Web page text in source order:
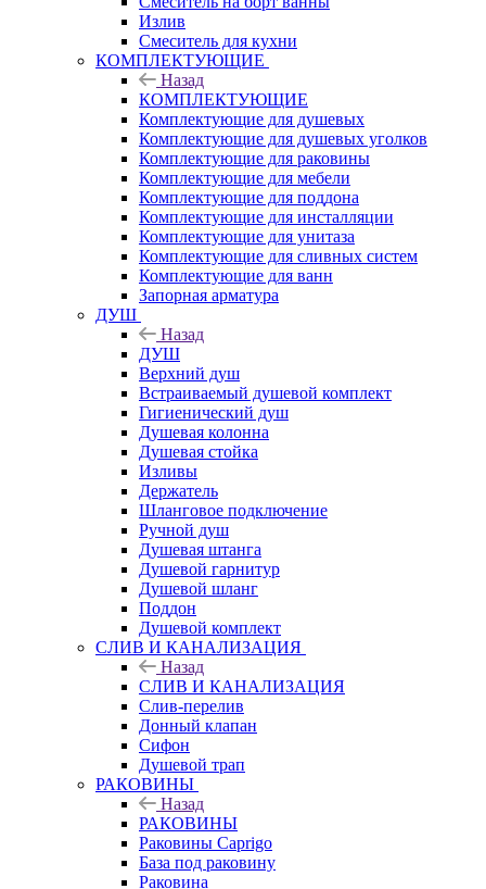
Излив
Смеситель для кухни
КОМПЛЕКТУЮЩИЕ
Назад
КОМПЛЕКТУЮЩИЕ
Комплектующие для душевых
Комплектующие для душевых уголков
Комплектующие для раковины
Комплектующие для мебели
Комплектующие для поддона
Комплектующие для инсталляции
Комплектующие для унитаза
Комплектующие для сливных систем
Комплектующие для ванн
Запорная арматура
ДУШ
Назад
ДУШ
Верхний душ
Встраиваемый душевой комплект
Гигиенический душ
Душевая колонна
Душевая стойка
Изливы
Держатель
Шланговое подключение
Ручной душ
Душевая штанга
Душевой гарнитур
Душевой шланг
Поддон
Душевой комплект
СЛИВ И КАНАЛИЗАЦИЯ
Назад
СЛИВ И КАНАЛИЗАЦИЯ
Слив-перелив
Донный клапан
Сифон
Душевой трап
РАКОВИНЫ
Назад
РАКОВИНЫ
Раковины Caprigo
База под раковину
Раковина